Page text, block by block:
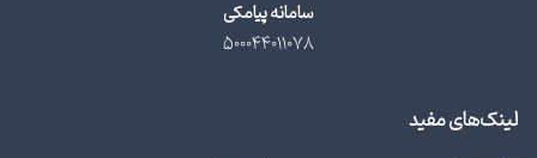
سامانه پیامکی
500044011078
لینک‌های مفید